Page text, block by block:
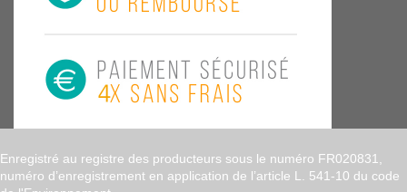
Enregistré au registre des producteurs sous le numéro FR020831,
numéro d’enregistrement en application de l’article L. 541-10 du code